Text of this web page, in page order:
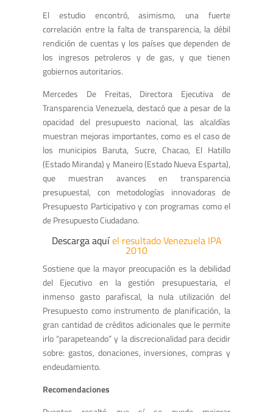
El estudio encontró, asimismo, una fuerte
correlación entre la falta de transparencia, la débil
rendición de cuentas y los países que dependen de
los ingresos petroleros y de gas, y que tienen
gobiernos autoritarios.
Mercedes De Freitas, Directora Ejecutiva de
Transparencia Venezuela, destacó que a pesar de la
opacidad del presupuesto nacional, las alcaldías
muestran mejoras importantes, como es el caso de
los municipios Baruta, Sucre, Chacao, El Hatillo
(Estado Miranda) y Maneiro (Estado Nueva Esparta),
que muestran avances en transparencia
presupuestal, con metodologías innovadoras de
Presupuesto Participativo y con programas como el
de Presupuesto Ciudadano.
Descarga aquíel resultado Venezuela IPA
2010
Sostiene que la mayor preocupación es la debilidad
del Ejecutivo en la gestión presupuestaria, el
inmenso gasto parafiscal, la nula utilización del
Presupuesto como instrumento de planificación, la
gran cantidad de créditos adicionales que le permite
irlo “parapeteando” y la discrecionalidad para decidir
sobre: gastos, donaciones, inversiones, compras y
endeudamiento.
Recomendaciones